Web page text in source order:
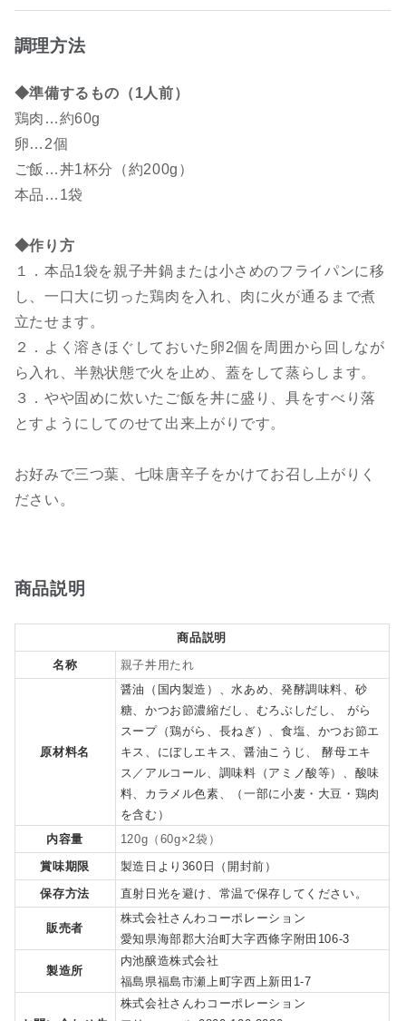
調理方法
◆準備するもの（1人前）
鶏肉…約60g
卵…2個
ご飯…丼1杯分（約200g）
本品…1袋
◆作り方
１．本品1袋を親子丼鍋または小さめのフライパンに移
し、一口大に切った鶏肉を入れ、肉に火が通るまで煮
立たせます。
２．よく溶きほぐしておいた卵2個を周囲から回しなが
ら入れ、半熟状態で火を止め、蓋をして蒸らします。
３．やや固めに炊いたご飯を丼に盛り、具をすべり落
とすようにしてのせて出来上がりです。
お好みで三つ葉、七味唐辛子をかけてお召し上がりく
ださい。
商品説明
商品説明
名称
親子丼用たれ
原材料名
醤油（国内製造）、水あめ、発酵調味料、砂
糖、かつお節濃縮だし、むろぶしだし、 がら
スープ（鶏がら、長ねぎ）、食塩、かつお節エ
キス、にぼしエキス、醤油こうじ、 酵母エキ
ス／アルコール、調味料（アミノ酸等）、酸味
料、カラメル色素、（一部に小麦・大豆・鶏肉
を含む）
内容量
120g（60g×2袋）
賞味期限
製造日より360日（開封前）
保存方法
直射日光を避け、常温で保存してください。
販売者
株式会社さんわコーポレーション
愛知県海部郡大治町大字西條字附田106-3
製造所
内池醸造株式会社
福島県福島市瀬上町字西上新田1-7
株式会社さんわコーポレーション